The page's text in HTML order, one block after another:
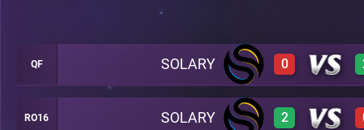
QF SOLARY 0
0 A26
RO16 SOLARY 2